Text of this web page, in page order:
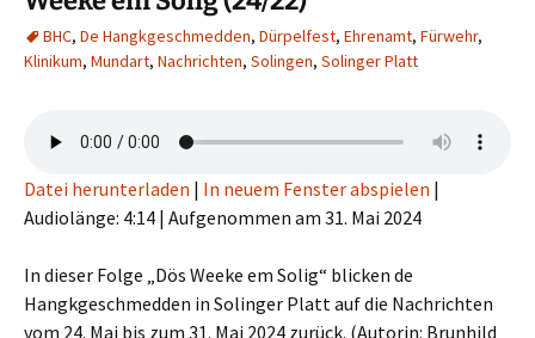
BHC, De Hangkgeschmedden, Dürpelfest, Ehrenamt, Fürwehr,
Klinikum, Mundart, Nachrichten, Solingen, Solinger Platt
Datei herunterladen | In neuem Fenster abspielen |
Audiolänge: 4:14 | Aufgenommen am 31. Mai 2024
In dieser Folge „Dös Weeke em Solig“ blicken de
Hangkgeschmedden in Solinger Platt auf die Nachrichten
vom 24. Mai bis zum 31. Mai 2024 zurück. (Autorin: Brunhild